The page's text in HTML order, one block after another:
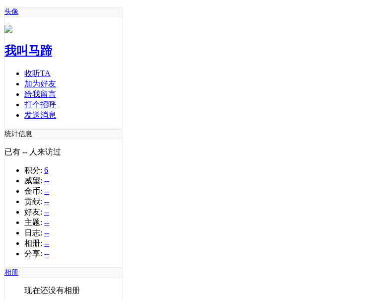
头像
我叫马蹄
收听TA
加为好友
给我留言
打个招呼
发送消息
统计信息
已有 -- 人来访过
积分: 6
威望: --
金币: --
贡献: --
好友: --
主题: --
日志: --
相册: --
分享: --
相册
现在还没有相册